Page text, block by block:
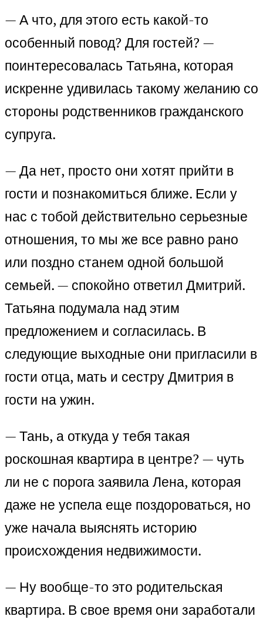
— А что, для этого есть какой-то
особенный повод? Для гостей? —
поинтересовалась Татьяна, которая
искренне удивилась такому желанию со
стороны родственников гражданского
супруга.
— Да нет, просто они хотят прийти в
гости и познакомиться ближе. Если у
нас с тобой действительно серьезные
отношения, то мы же все равно рано
или поздно станем одной большой
семьей. — спокойно ответил Дмитрий.
Татьяна подумала над этим
предложением и согласилась. В
следующие выходные они пригласили в
гости отца, мать и сестру Дмитрия в
гости на ужин.
— Тань, а откуда у тебя такая
роскошная квартира в центре? — чуть
ли не с порога заявила Лена, которая
даже не успела еще поздороваться, но
уже начала выяснять историю
происхождения недвижимости.
— Ну вообще-то это родительская
квартира. В свое время они заработали